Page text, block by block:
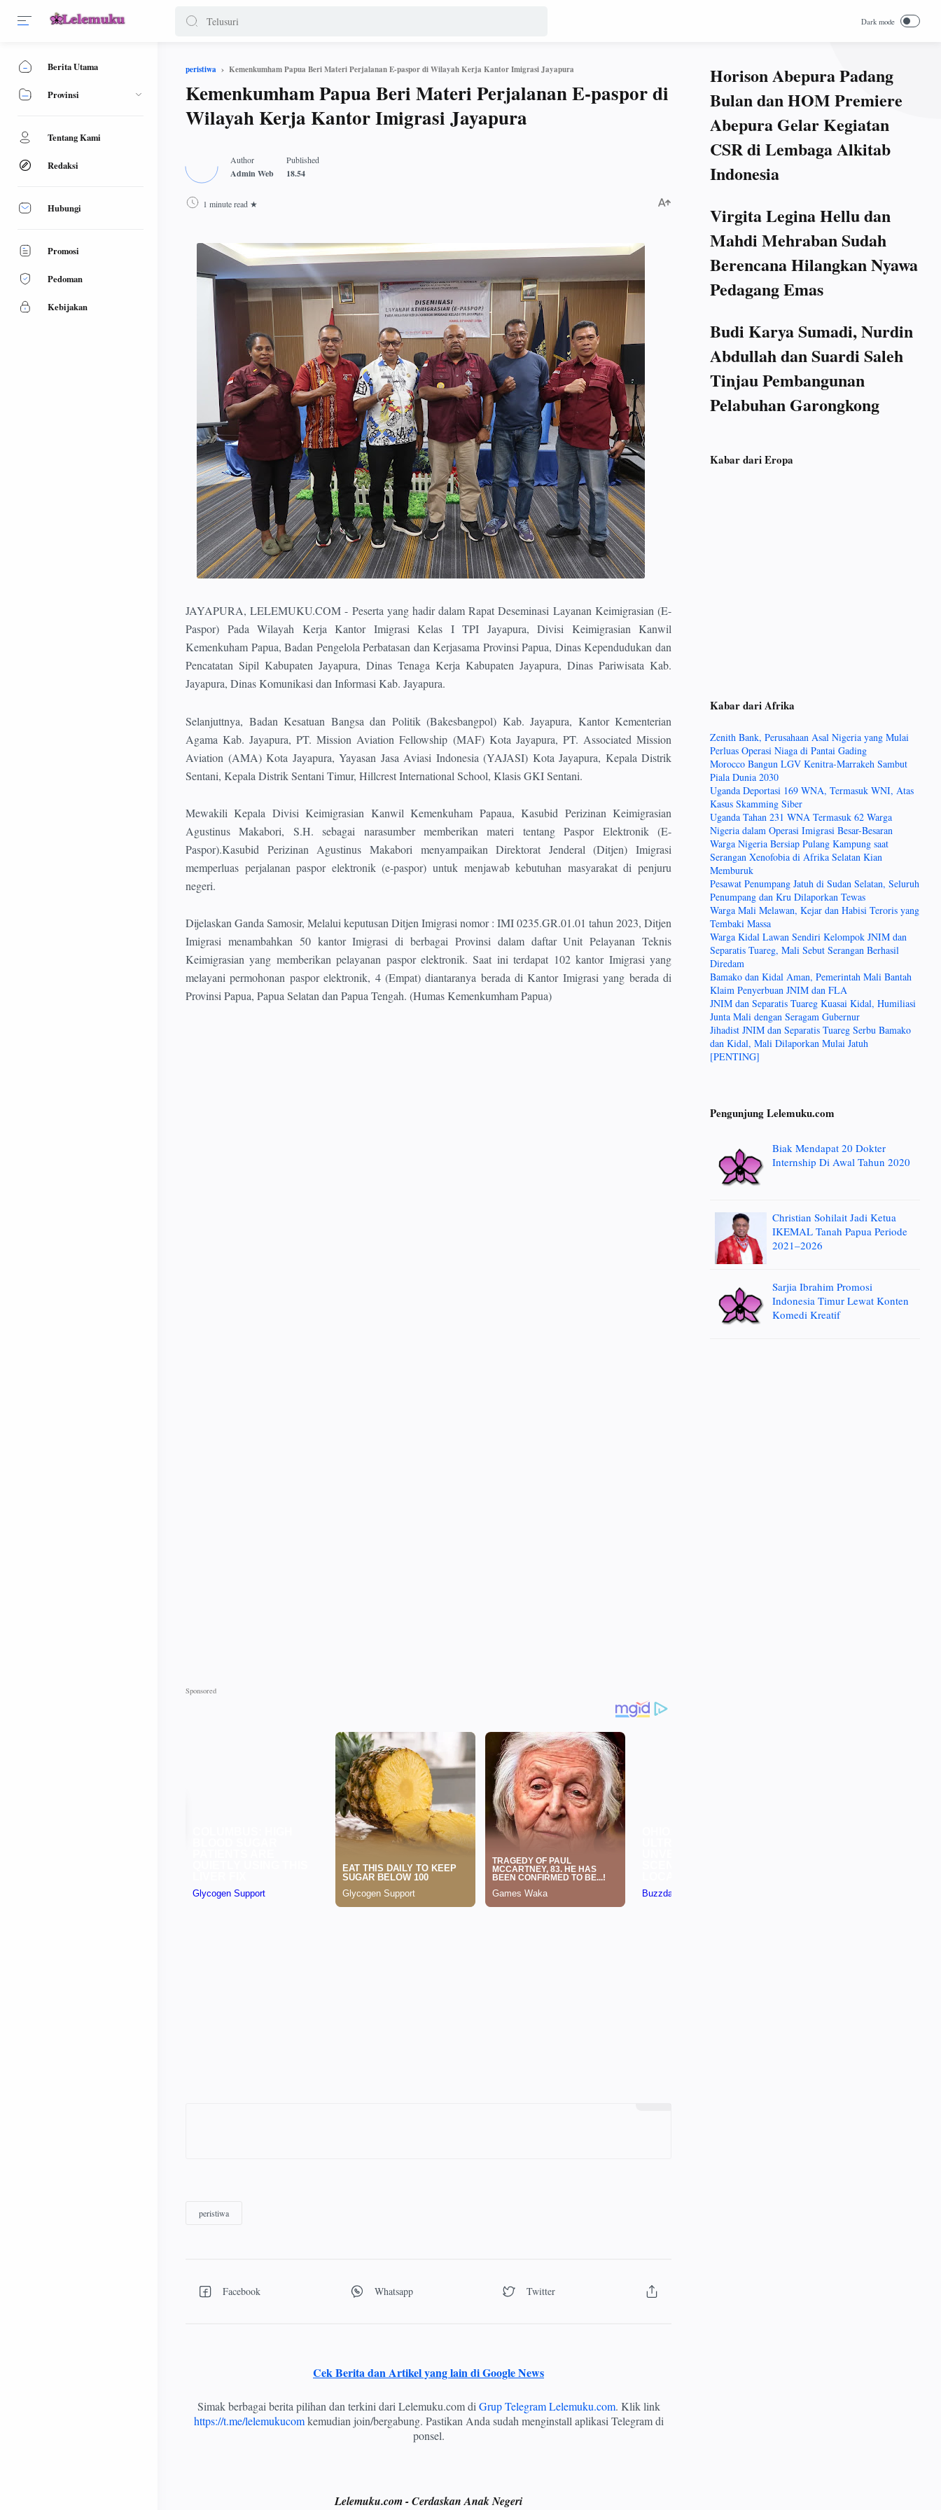
peristiwa Kemenkumham Papua Beri Materi Perjalanan E-paspor di Wilayah Kerja Kantor Imigrasi Jayapura
Kemenkumham Papua Beri Materi Perjalanan E-paspor di
Wilayah Kerja Kantor Imigrasi Jayapura
1 minute read
JAYAPURA, LELEMUKU.COM - Peserta yang hadir dalam Rapat Deseminasi Layanan Keimigrasian (E-
Paspor) Pada Wilayah Kerja Kantor Imigrasi Kelas I TPI Jayapura, Divisi Keimigrasian Kanwil
Kemenkuham Papua, Badan Pengelola Perbatasan dan Kerjasama Provinsi Papua, Dinas Kependudukan dan
Pencatatan Sipil Kabupaten Jayapura, Dinas Tenaga Kerja Kabupaten Jayapura, Dinas Pariwisata Kab.
Jayapura, Dinas Komunikasi dan Informasi Kab. Jayapura.
Selanjuttnya, Badan Kesatuan Bangsa dan Politik (Bakesbangpol) Kab. Jayapura, Kantor Kementerian
Agama Kab. Jayapura, PT. Mission Aviation Fellowship (MAF) Kota Jayapura, PT. Associated Mission
Aviation (AMA) Kota Jayapura, Yayasan Jasa Aviasi Indonesia (YAJASI) Kota Jayapura, Kepala Distrik
Sentani, Kepala Distrik Sentani Timur, Hillcrest International School, Klasis GKI Sentani.
Mewakili Kepala Divisi Keimigrasian Kanwil Kemenkuham Papaua, Kasubid Perizinan Keimigrasian
Agustinus Makabori, S.H. sebagai narasumber memberikan materi tentang Paspor Elektronik (E-
Paspor).Kasubid Perizinan Agustinus Makabori menyampaikan Direktorat Jenderal (Ditjen) Imigrasi
memperluas perjalanan paspor elektronik (e-paspor) untuk menjawab kebutuhan masyarakat di penjuru
negeri.
Dijelaskan Ganda Samosir, Melalui keputusan Ditjen Imigrasi nomor : IMI 0235.GR.01.01 tahun 2023, Ditjen
Imigrasi menambahkan 50 kantor Imigrasi di berbagai Provinsi dalam daftar Unit Pelayanan Teknis
Keimigrasian yang memberikan pelayanan paspor elektronik. Saat ini terdapat 102 kantor Imigrasi yang
melayani permohonan paspor elektronik, 4 (Empat) diantaranya berada di Kantor Imigrasi yang berada di
Provinsi Papua, Papua Selatan dan Papua Tengah. (Humas Kemenkumham Papua)
Cek Berita dan Artikel yang lain di Google News
Simak berbagai berita pilihan dan terkini dari Lelemuku.com di Grup Telegram Lelemuku.com. Klik link
https://t.me/lelemukucomkemudian join/bergabung. Pastikan Anda sudah menginstall aplikasi Telegram di
ponsel.
Lelemuku.com - Cerdaskan Anak Negeri
Horison Abepura Padang
Bulan dan HOM Premiere
Abepura Gelar Kegiatan
CSR di Lembaga Alkitab
Indonesia
Virgita Legina Hellu dan
Mahdi Mehraban Sudah
Berencana Hilangkan Nyawa
Pedagang Emas
Budi Karya Sumadi, Nurdin
Abdullah dan Suardi Saleh
Tinjau Pembangunan
Pelabuhan Garongkong
Kabar dari Eropa
Kabar dari Afrika
Zenith Bank, Perusahaan Asal Nigeria yang Mulai
Perluas Operasi Niaga di Pantai Gading
Morocco Bangun LGV Kenitra-Marrakeh Sambut
Piala Dunia 2030
Uganda Deportasi 169 WNA, Termasuk WNI, Atas
Kasus Skamming Siber
Uganda Tahan 231 WNA Termasuk 62 Warga
Nigeria dalam Operasi Imigrasi Besar-Besaran
Warga Nigeria Bersiap Pulang Kampung saat
Serangan Xenofobia di Afrika Selatan Kian
Memburuk
Pesawat Penumpang Jatuh di Sudan Selatan, Seluruh
Penumpang dan Kru Dilaporkan Tewas
Warga Mali Melawan, Kejar dan Habisi Teroris yang
Tembaki Massa
Warga Kidal Lawan Sendiri Kelompok JNIM dan
Separatis Tuareg, Mali Sebut Serangan Berhasil
Diredam
Bamako dan Kidal Aman, Pemerintah Mali Bantah
Klaim Penyerbuan JNIM dan FLA
JNIM dan Separatis Tuareg Kuasai Kidal, Humiliasi
Junta Mali dengan Seragam Gubernur
Jihadist JNIM dan Separatis Tuareg Serbu Bamako
dan Kidal, Mali Dilaporkan Mulai Jatuh
[PENTING]
Pengunjung Lelemuku.com
Biak Mendapat 20 Dokter
Internship Di Awal Tahun 2020
Christian Sohilait Jadi Ketua
IKEMAL Tanah Papua Periode
2021–2026
Sarjia Ibrahim Promosi
Indonesia Timur Lewat Konten
Komedi Kreatif
Berita Utama
Provinsi
Tentang Kami
Redaksi
Hubungi
Promosi
Pedoman
Kebijakan